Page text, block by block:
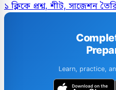
১ ক্লিকে প্রশ্ন, শীট, সাজেশন
Learn, practice,